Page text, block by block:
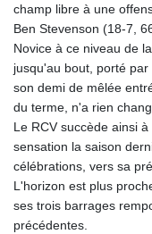
champ libre à une
Ben Stevenson (18-7,
Novice à ce niveau de
jusqu'au bout, porté
son demi de mêlée
du terme, n'a rien
Le RCV succède ainsi
sensation la saison
célébrations, vers sa
L'horizon est plus
ses trois barrages
précédentes.